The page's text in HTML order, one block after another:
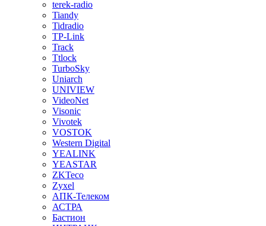
terek-radio
Tiandy
Tidradio
TP-Link
Track
Ttlock
TurboSky
Uniarch
UNIVIEW
VideoNet
Visonic
Vivotek
VOSTOK
Western Digital
YEALINK
YEASTAR
ZKTeco
Zyxel
АПК-Телеком
АСТРА
Бастион